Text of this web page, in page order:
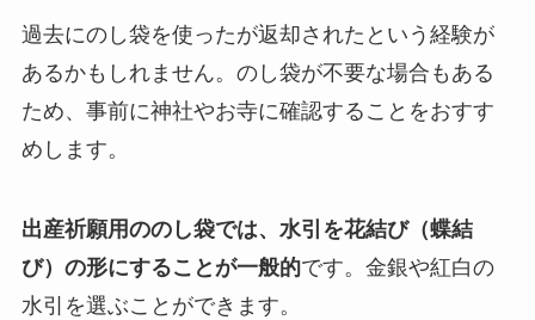
過去にのし袋を使ったが返却されたという経験が
あるかもしれません。のし袋が不要な場合もある
ため、事前に神社やお寺に確認することをおすす
めします。
出産祈願用ののし袋では、水引を花結び（蝶結
び）の形にすることが一般的です。金銀や紅白の
水引を選ぶことができます。